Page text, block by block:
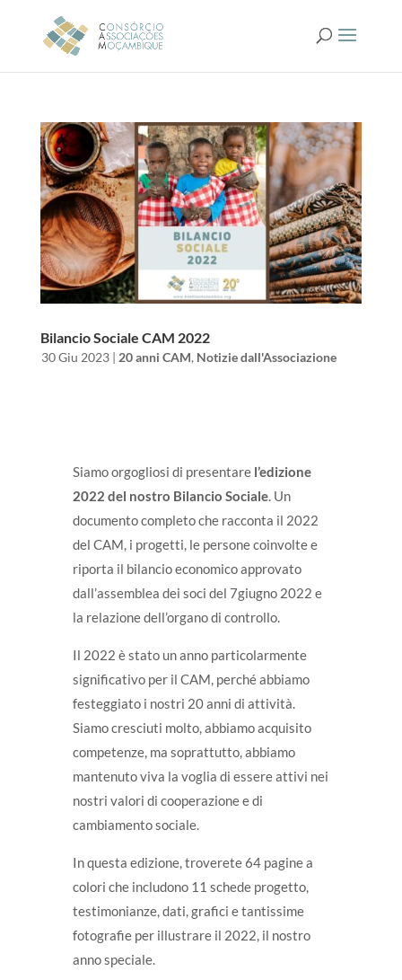
Bilancio Sociale CAM 2022
30 Giu 2023| 20 anni CAM, Notizie dall'Associazione
Siamo orgogliosi di presentare l’edizione
2022 del nostro Bilancio Sociale. Un
documento completo che racconta il 2022
del CAM, i progetti, le persone coinvolte e
riporta il bilancio economico approvato
dall’assemblea dei soci del 7giugno 2022 e
la relazione dell’organo di controllo.
Il 2022 è stato un anno particolarmente
significativo per il CAM, perché abbiamo
festeggiato i nostri 20 anni di attività.
Siamo cresciuti molto, abbiamo acquisito
competenze, ma soprattutto, abbiamo
mantenuto viva la voglia di essere attivi nei
nostri valori di cooperazione e di
cambiamento sociale.
In questa edizione, troverete 64 pagine a
colori che includono 11 schede progetto,
testimonianze, dati, grafici e tantissime
fotografie per illustrare il 2022, il nostro
anno speciale.